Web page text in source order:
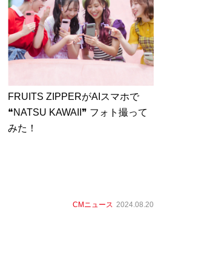
FRUITS ZIPPERがAIスマホで
❝NATSU KAWAII❞ フォト撮って
みた！
CMニュース 2024.08.20